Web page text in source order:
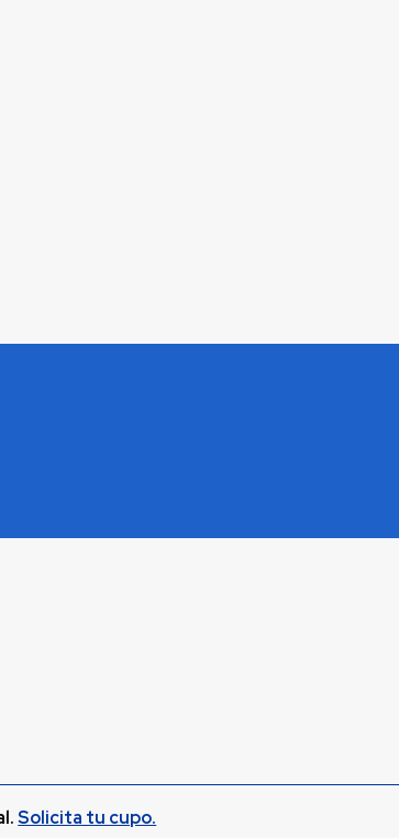
Solicita tu cupo.